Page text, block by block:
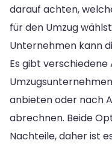
darauf achten,
für den Umzug
Unternehmen kann
Es gibt
anbieten oder nach
abrechnen. Beide
Nachteile, daher ist